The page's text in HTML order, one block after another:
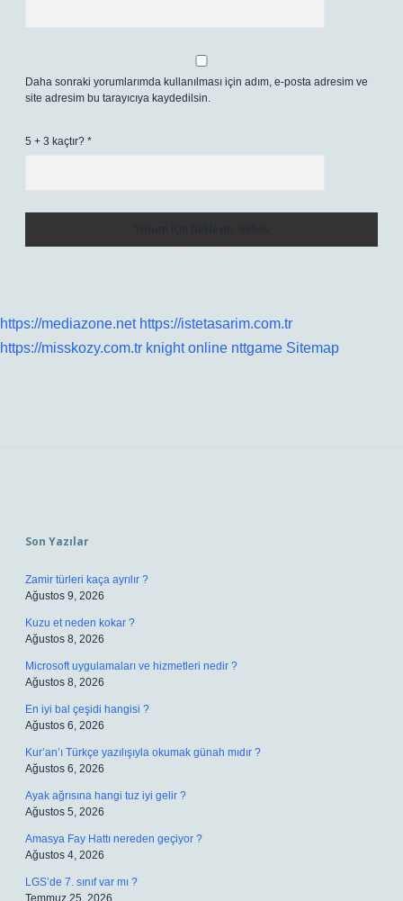
Daha sonraki yorumlarımda kullanılması için adım, e-posta adresim ve
site adresim bu tarayıcıya kaydedilsin.
5 + 3 kaçtır? *
https://mediazone.net https://istetasarim.com.tr
https://misskozy.com.tr knight online nttgame Sitemap
Son Yazılar
Zamir türleri kaça ayrılır ?
Ağustos 9, 2026
Kuzu et neden kokar ?
Ağustos 8, 2026
Microsoft uygulamaları ve hizmetleri nedir ?
Ağustos 8, 2026
En iyi bal çeşidi hangisi ?
Ağustos 6, 2026
Kur’an’ı Türkçe yazılışıyla okumak günah mıdır ?
Ağustos 6, 2026
Ayak ağrısına hangi tuz iyi gelir ?
Ağustos 5, 2026
Amasya Fay Hattı nereden geçiyor ?
Ağustos 4, 2026
LGS’de 7. sınıf var mı ?
Temmuz 25, 2026